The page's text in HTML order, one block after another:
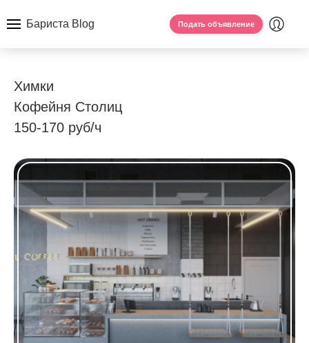
Бариста Blog Подать объявление
Химки
Кофейня Столиц
150-170 руб/ч